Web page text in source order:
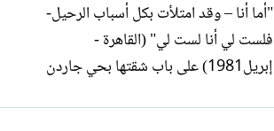
"أما أنا – وقد امتلأت بكل أسباب الرحيل-
فلست لي أنا لست لي" (القاهرة -
إبريل1981) على باب شقتها بحي جاردن